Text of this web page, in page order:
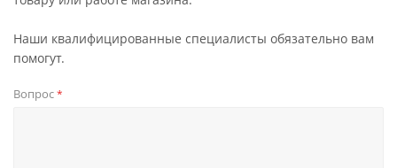
Наши квалифицированные специалисты обязательно вам
помогут.
Вопрос*